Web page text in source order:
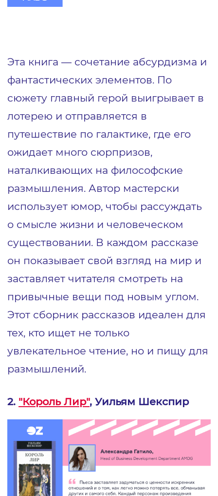
Эта книга — сочетание абсурдизма и
фантастических элементов. По
сюжету главный герой выигрывает в
лотерею и отправляется в
путешествие по галактике, где его
ожидает много сюрпризов,
наталкивающих на философские
размышления. Автор мастерски
использует юмор, чтобы рассуждать
о смысле жизни и человеческом
существовании. В каждом рассказе
он показывает свой взгляд на мир и
заставляет читателя смотреть на
привычные вещи под новым углом.
Этот сборник рассказов идеален для
тех, кто ищет не только
увлекательное чтение, но и пищу для
размышлений.
2. "Король Лир", Уильям Шекспир